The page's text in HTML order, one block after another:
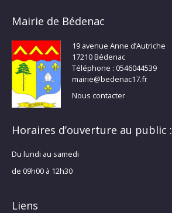
Mairie de Bédenac
19 avenue Anne d’Autriche
17210 Bédenac
Téléphone : 0546044539
mairie@bedenac17.fr
Nous contacter
Horaires d’ouverture au public :
Du lundi au samedi
de 09h00 à 12h30
Liens